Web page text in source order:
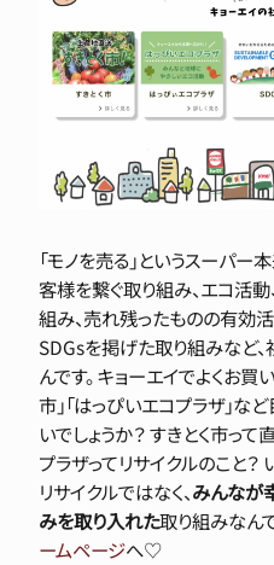
「モノを売る」というスーパ
客様を繋ぐ取り組み、エコ活
組み、売れ残ったものの有効
SDGsを掲げた取り組みなど
んです。 キョーエイでよくお買
市」「はっぴいエコプラザ」な
いでしょうか？ すきとく市っ
プラザってリサイクルのこと
リサイクルではなく、みんなが
みを取り入れた取り組みなん
ームページへ♡